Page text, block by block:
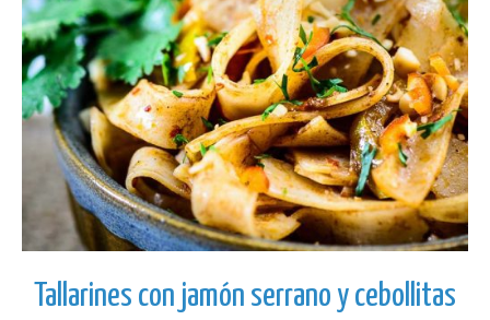
Tallarines con jamón serrano y cebollitas